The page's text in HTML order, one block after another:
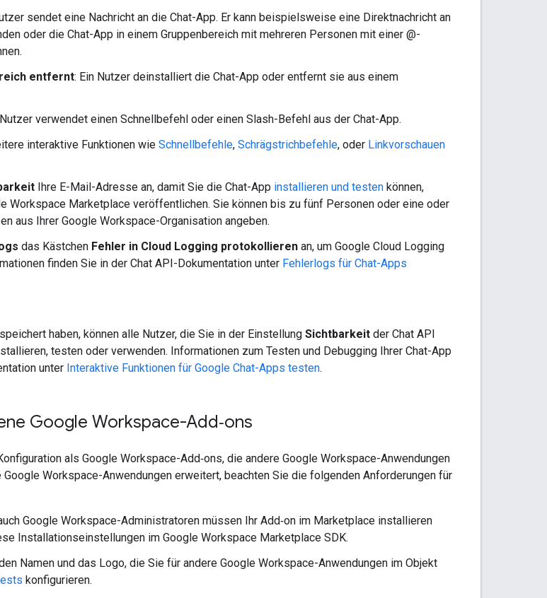
sendet eine Nachricht an die Chat-App. Er kann beispielsweise eine Direktnachricht an
oder die Chat-App in einem Gruppenbereich mit mehreren Personen mit einer @-
entfernt: Ein Nutzer deinstalliert die Chat-App oder entfernt sie aus einem
verwendet einen Schnellbefehl oder einen Slash-Befehl aus der Chat-App.
interaktive Funktionen wie Schnellbefehle, Schrägstrichbefehle, oder Linkvorschauen
Ihre E-Mail-Adresse an, damit Sie die Chat-App installieren und testen können,
Workspace Marketplace veröffentlichen. Sie können bis zu fünf Personen oder eine oder
aus Ihrer Google Workspace-Organisation angeben.
das Kästchen Fehler in Cloud Logging protokollieren an, um Google Cloud Logging
finden Sie in der Chat API-Dokumentation unter Fehlerlogs für Chat-Apps
haben, können alle Nutzer, die Sie in der Einstellung Sichtbarkeit der Chat API
testen oder verwenden. Informationen zum Testen und Debugging Ihrer Chat-App
unter Interaktive Funktionen für Google Chat-Apps testen.
Google Workspace-Add‑ons
als Google Workspace-Add‑ons, die andere Google Workspace-Anwendungen
Google Workspace-Anwendungen erweitert, beachten Sie die folgenden Anforderungen für
Google Workspace-Administratoren müssen Ihr Add‑on im Marketplace installieren
Installationseinstellungen im Google Workspace Marketplace SDK.
Namen und das Logo, die Sie für andere Google Workspace-Anwendungen im Objekt
konfigurieren.